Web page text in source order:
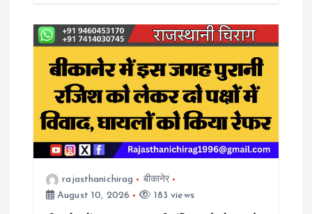
rajasthanichirag
बीकानेर
August 10, 2026
183 views